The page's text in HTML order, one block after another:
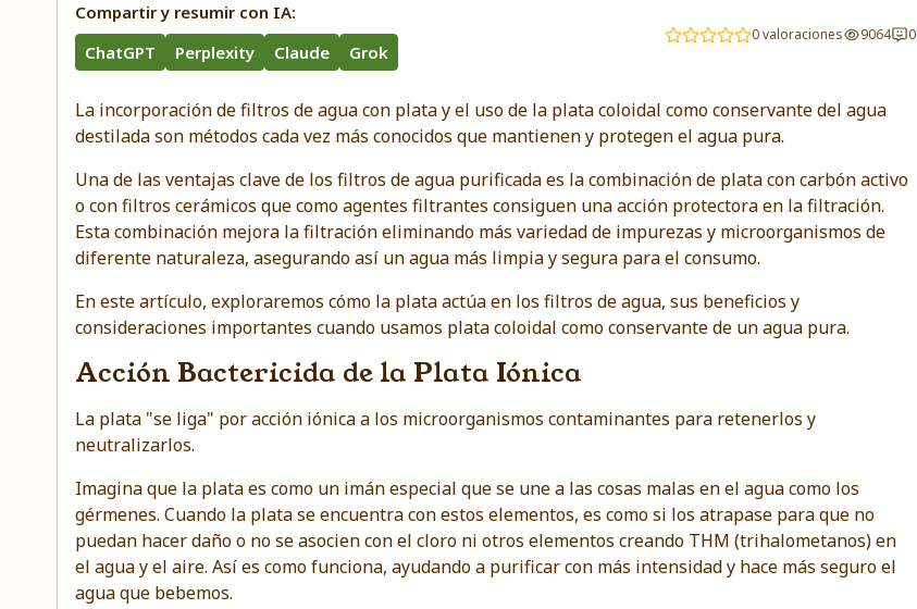
Compartir y resumir con IA:
ChatGPT
Perplexity Claude Grok
0 valoraciones 9064 0
La incorporación de filtros de agua con plata y el uso de la plata coloidal como conservante del agua
destilada son métodos cada vez más conocidos que mantienen y protegen el agua pura.
Una de las ventajas clave de los filtros de agua purificada es la combinación de plata con carbón activo
o con filtros cerámicos que como agentes filtrantes consiguen una acción protectora en la filtración.
Esta combinación mejora la filtración eliminando más variedad de impurezas y microorganismos de
diferente naturaleza, asegurando así un agua más limpia y segura para el consumo.
En este artículo, exploraremos cómo la plata actúa en los filtros de agua, sus beneficios y
consideraciones importantes cuando usamos plata coloidal como conservante de un agua pura.
Acción Bactericida de la Plata Iónica
La plata "se liga" por acción iónica a los microorganismos contaminantes para retenerlos y
neutralizarlos.
Imagina que la plata es como un imán especial que se une a las cosas malas en el agua como los
gérmenes. Cuando la plata se encuentra con estos elementos, es como si los atrapase para que no
puedan hacer daño o no se asocien con el cloro ni otros elementos creando THM (trihalometanos)en
el agua y el aire. Así es como funciona, ayudando a purificar con más intensidad y hace más seguro el
agua que bebemos.